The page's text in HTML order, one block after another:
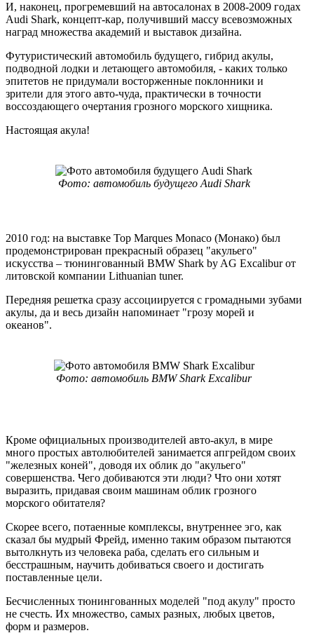
И, наконец, прогремевший на автосалонах в 2008-2009 годах
Audi Shark, концепт-кар, получивший массу всевозможных
наград множества академий и выставок дизайна.
Футуристический автомобиль будущего, гибрид акулы,
подводной лодки и летающего автомобиля, - каких только
эпитетов не придумали восторженные поклонники и
зрители для этого авто-чуда, практически в точности
воссоздающего очертания грозного морского хищника.
Настоящая акула!
Фото: автомобиль будущего Audi Shark
2010 год: на выставке Top Marques Monaco (Монако) был
продемонстрирован прекрасный образец "акульего"
искусства – тюнингованный BMW Shark by AG Excalibur от
литовской компании Lithuanian tuner.
Передняя решетка сразу ассоциируется с громадными зубами
акулы, да и весь дизайн напоминает "грозу морей и
океанов".
Фото: автомобиль BMW Shark Excalibur
Кроме официальных производителей авто-акул, в мире
много простых автолюбителей занимается апгрейдом своих
"железных коней", доводя их облик до "акульего"
совершенства. Чего добиваются эти люди? Что они хотят
выразить, придавая своим машинам облик грозного
морского обитателя?
Скорее всего, потаенные комплексы, внутреннее эго, как
сказал бы мудрый Фрейд, именно таким образом пытаются
вытолкнуть из человека раба, сделать его сильным и
бесстрашным, научить добиваться своего и достигать
поставленные цели.
Бесчисленных тюнингованных моделей "под акулу" просто
не счесть. Их множество, самых разных, любых цветов,
форм и размеров.